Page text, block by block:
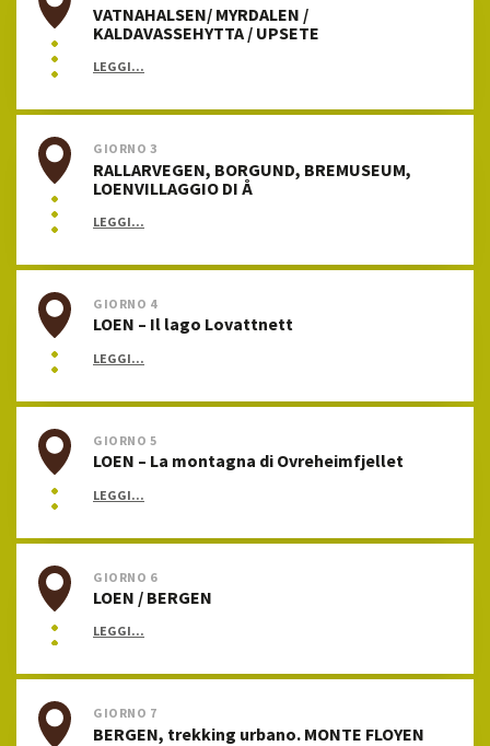
VATNAHALSEN/ MYRDALEN /
KALDAVASSEHYTTA / UPSETE
LEGGI...
GIORNO 3
RALLARVEGEN, BORGUND, BREMUSEUM,
LOENVILLAGGIO DI Å
LEGGI...
GIORNO 4
LOEN – Il lago Lovattnett
LEGGI...
GIORNO 5
LOEN – La montagna di Ovreheimfjellet
LEGGI...
GIORNO 6
LOEN / BERGEN
LEGGI...
GIORNO 7
BERGEN, trekking urbano. MONTE FLOYEN